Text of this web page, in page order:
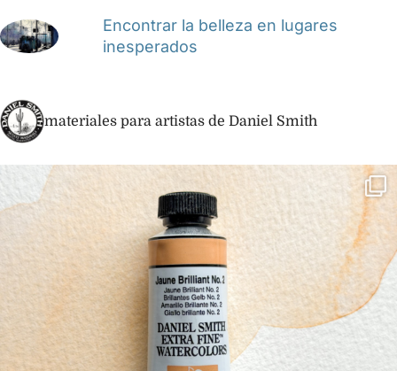
Encontrar la belleza en lugares
inesperados
materiales para artistas de Daniel Smith